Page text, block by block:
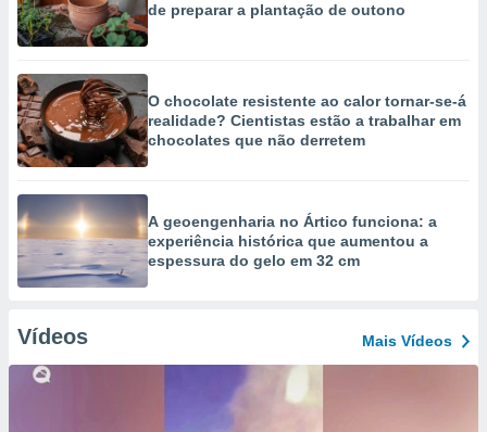
de preparar a plantação de outono
O chocolate resistente ao calor tornar-se-á
realidade? Cientistas estão a trabalhar em
chocolates que não derretem
A geoengenharia no Ártico funciona: a
experiência histórica que aumentou a
espessura do gelo em 32 cm
Vídeos Mais Vídeos